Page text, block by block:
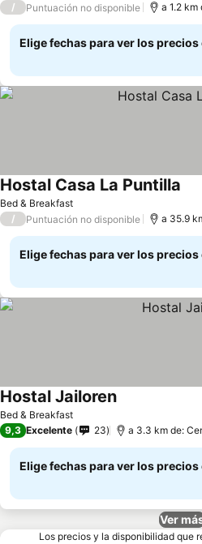
/ Puntuación no disponible a 1.2
Elige fechas para ver los precios
Bed & Breakfast
Hostal Casa La Puntilla
/ Puntuación no disponible a 35.9
Elige fechas para ver los precios
Bed & Breakfast
Hostal Jailoren
9,3 Excelente 23 a 3.3 km de:
Elige fechas para ver los precios
Ver
Los precios y la disponibilidad que